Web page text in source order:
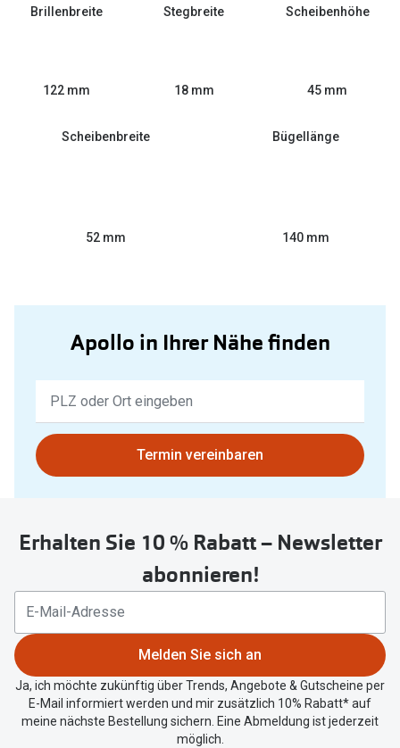
Brillenbreite
122 mm
Stegbreite
18 mm
Scheibenhöhe
45 mm
Scheibenbreite
52 mm
Bügellänge
140 mm
Apollo in Ihrer Nähe finden
Ergebnisse
gefunden.
Bitte
nutzen
Button
aktuellen
Termin vereinbaren
Erhalten Sie 10 % Rabatt – Newsletter
abonnieren!
Melden Sie sich an
Ja, ich möchte zukünftig über Trends, Angebote & Gutscheine per
E-Mail informiert werden und mir zusätzlich 10% Rabatt* auf
meine nächste Bestellung sichern. Eine Abmeldung ist jederzeit
möglich.